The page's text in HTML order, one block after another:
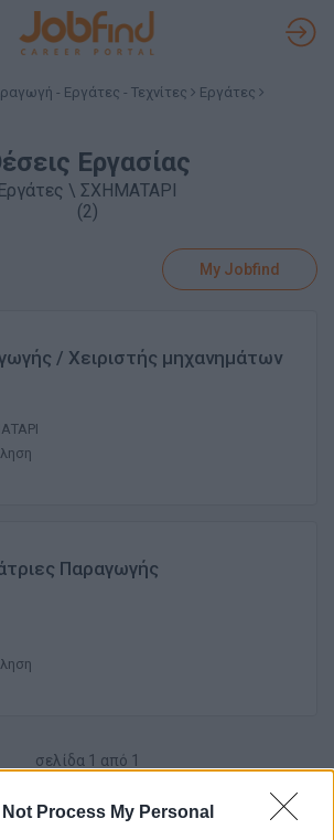
Not Process My Personal
- Εργάτες - Τεχνίτες
Εργάτες
Εργασίας
Εργάτες \ ΣΧΗΜΑΤΑΡΙ
(2)
My Jobfind
/ Χειριστής μηχανημάτων
Παραγωγής
σελίδα 1 από 1